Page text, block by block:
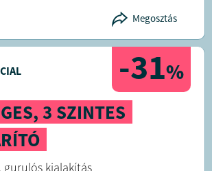
Megosztás
-31%
3 SZINTES
gurulós kialakítás